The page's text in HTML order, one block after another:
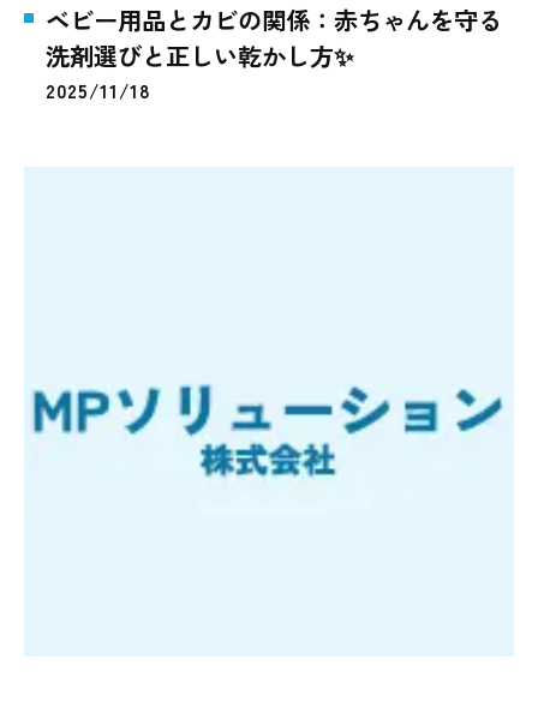
ベビー用品とカビの関係：赤ちゃんを守る
洗剤選びと正しい乾かし方✨
2025/11/18